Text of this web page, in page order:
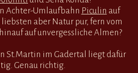
Achter-Umlaufbahn Piculin auf
liebsten aber Natur pur, fern vom
auf unvergessliche Almen?
St.Martin im Gadertal liegt dafür
Genau richtig.